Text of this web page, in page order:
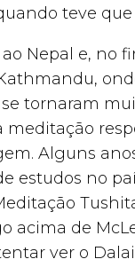
teve
Nepal e, no
tornaram
meditação
Alguns
estudos no
acima de
ver o